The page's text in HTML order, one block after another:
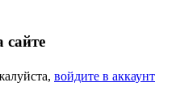
сайте
войдите в аккаунт